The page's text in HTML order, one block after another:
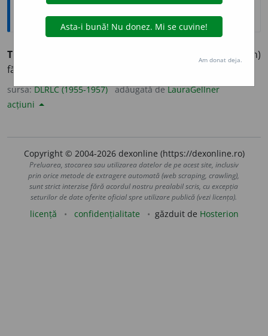
Explicative DEX
TRENCI,
Pardesiu (cu croială de raglan)
făcut dintr-o stofă specială, impermeabilă.
sursa:DLRLC (1955-1957) adăugată deLauraGellner
acțiuni
Copyright © 2004-2026 dexonline (https://dexonline.ro)
Preluarea, stocarea sau utilizarea datelor de pe acest site, inclusiv
prin orice metode de extragere automată (web scraping, crawling),
sunt strict interzise fără acordul nostru prealabil scris, cu excepția
seturilor de date oferite oficial spre utilizare publică (vezi licența).
licență confidențialitate găzduit de Hosterion
Am donat deja.